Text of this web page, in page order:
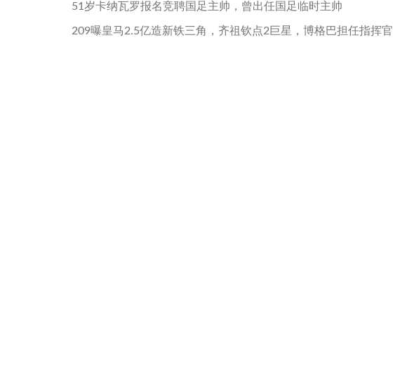
51岁卡纳瓦罗报名竞聘国足主帅，曾出任国足临时主帅
209曝皇马2.5亿造新铁三角，齐祖钦点2巨星，博格巴担任指挥官